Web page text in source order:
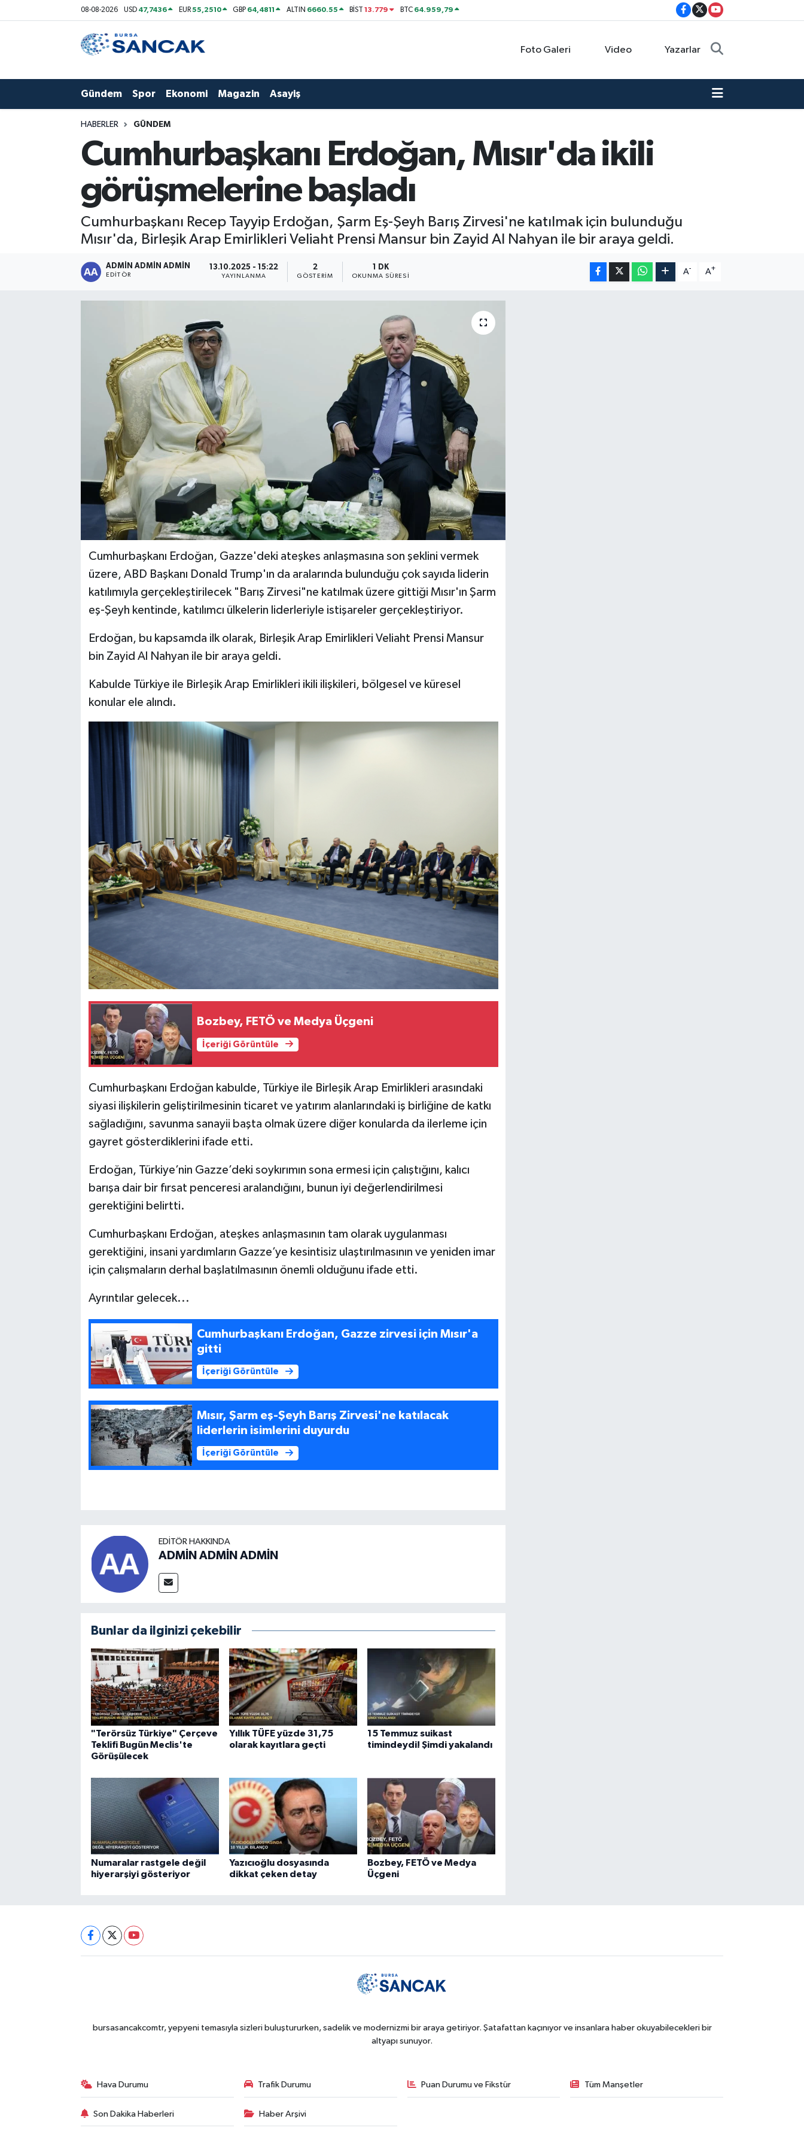
08-08-2026 USD 47,7436 EUR55,2510 GBP 64,4811 ALTIN 6660.55 BİST13.779 BTC 64.959,79
Foto Galeri Video Yazarlar
Gündem Spor Ekonomi Magazin Asayiş
HABERLER GÜNDEM
Cumhurbaşkanı Erdoğan, Mısır'da ikili
görüşmelerine başladı
Cumhurbaşkanı Recep Tayyip Erdoğan, Şarm Eş-Şeyh Barış Zirvesi'ne katılmak için bulunduğu
Mısır'da, Birleşik Arap Emirlikleri Veliaht Prensi Mansur bin Zayid Al Nahyan ile bir araya geldi.
ADMİN ADMİN ADMİN
EDITÖR
13.10.2025 - 15:22
YAYINLANMA
2
GÖSTERIM
1 DK
OKUNMA SÜRESI
A- A+
Cumhurbaşkanı Erdoğan, Gazze'deki ateşkes anlaşmasına son şeklini vermek
üzere, ABD Başkanı Donald Trump'ın da aralarında bulunduğu çok sayıda liderin
katılımıyla gerçekleştirilecek "Barış Zirvesi"ne katılmak üzere gittiği Mısır'ın Şarm
eş-Şeyh kentinde, katılımcı ülkelerin liderleriyle istişareler gerçekleştiriyor.
Erdoğan, bu kapsamda ilk olarak, Birleşik Arap Emirlikleri Veliaht Prensi Mansur
bin Zayid Al Nahyan ile bir araya geldi.
Kabulde Türkiye ile Birleşik Arap Emirlikleri ikili ilişkileri, bölgesel ve küresel
konular ele alındı.
Bozbey, FETÖ ve Medya Üçgeni
İçeriği Görüntüle
Cumhurbaşkanı Erdoğan kabulde, Türkiye ile Birleşik Arap Emirlikleri arasındaki
siyasi ilişkilerin geliştirilmesinin ticaret ve yatırım alanlarındaki iş birliğine de katkı
sağladığını, savunma sanayii başta olmak üzere diğer konularda da ilerleme için
gayret gösterdiklerini ifade etti.
Erdoğan, Türkiye’nin Gazze’deki soykırımın sona ermesi için çalıştığını, kalıcı
barışa dair bir fırsat penceresi aralandığını, bunun iyi değerlendirilmesi
gerektiğini belirtti.
Cumhurbaşkanı Erdoğan, ateşkes anlaşmasının tam olarak uygulanması
gerektiğini, insani yardımların Gazze’ye kesintisiz ulaştırılmasının ve yeniden imar
için çalışmaların derhal başlatılmasının önemli olduğunu ifade etti.
Ayrıntılar gelecek...
Cumhurbaşkanı Erdoğan, Gazze zirvesi için Mısır'a
gitti
İçeriği Görüntüle
Mısır, Şarm eş-Şeyh Barış Zirvesi'ne katılacak
liderlerin isimlerini duyurdu
İçeriği Görüntüle
EDITÖR HAKKINDA
ADMİN ADMİN ADMİN
Bunlar da ilginizi çekebilir
"Terörsüz Türkiye" Çerçeve
Teklifi Bugün Meclis'te
Görüşülecek
Yıllık TÜFE yüzde 31,75
olarak kayıtlara geçti
15 Temmuz suikast
timindeydi! Şimdi yakalandı
Numaralar rastgele değil
hiyerarşiyi gösteriyor
Yazıcıoğlu dosyasında
dikkat çeken detay
Bozbey, FETÖ ve Medya
Üçgeni
bursasancakcomtr, yepyeni temasıyla sizleri buluştururken, sadelik ve modernizmi bir araya getiriyor. Şatafattan kaçınıyor ve insanlara haber okuyabilecekleri bir
altyapı sunuyor.
Hava Durumu Trafik Durumu Puan Durumu ve Fikstür Tüm Manşetler
Son Dakika Haberleri Haber Arşivi
Hava Durumu
Son Dakika Haberleri
Haber Arşivi